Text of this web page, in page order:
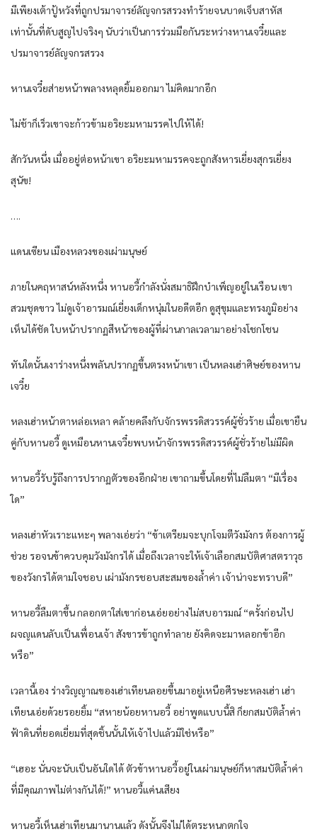
มีเพียงเต้าปู้หวังที่ถูกปรมาจารย์ลัญจกรสรวงทำร้ายจนบาดเจ็บสาหัส
เท่านั้นที่ดับสูญไปจริงๆ นับว่าเป็นการร่วมมือกันระหว่างหานเจวี๋ยและ
ปรมาจารย์ลัญจกรสรวง
หานเจวี๋ยส่ายหน้าพลางหลุดยิ้มออกมา ไม่คิดมากอีก
ไม่ช้าก็เร็วเขาจะก้าวข้ามอริยะมหามรรคไปให้ได้!
สักวันหนึ่ง เมื่ออยู่ต่อหน้าเขา อริยะมหามรรคจะถูกสังหารเยี่ยงสุกรเยี่ยง
สุนัข!
….
แดนเซียน เมืองหลวงของเผ่ามนุษย์
ภายในคฤหาสน์หลังหนึ่ง หานอวี้กำลังนั่งสมาธิฝึกบำเพ็ญอยู่ในเรือน เขา
สวมชุดขาว ไม่ดูเจ้าอารมณ์เยี่ยงเด็กหนุ่มในอดีตอีก ดูสุขุมและทรงภูมิอย่าง
เห็นได้ชัด ใบหน้าปรากฏสีหน้าของผู้ที่ผ่านกาลเวลามาอย่างโชกโชน
ทันใดนั้นเงาร่างหนึ่งพลันปรากฏขึ้นตรงหน้าเขา เป็นหลงเฮ่าศิษย์ของหาน
เจวี๋ย
หลงเฮ่าหน้าตาหล่อเหลา คล้ายคลึงกับจักรพรรดิสวรรค์ผู้ชั่วร้าย เมื่อเขายืน
คู่กับหานอวี้ ดูเหมือนหานเจวี๋ยพบหน้าจักรพรรดิสวรรค์ผู้ชั่วร้ายไม่มีผิด
หานอวี้รับรู้ถึงการปรากฏตัวของอีกฝ่าย เขาถามขึ้นโดยที่ไม่ลืมตา “มีเรื่อง
ใด”
หลงเฮ่าหัวเราะแหะๆ พลางเอ่ยว่า “ข้าเตรียมจะบุกโจมตีวังมังกร ต้องการผู้
ช่วย รอจนข้าควบคุมวังมังกรได้ เมื่อถึงเวลาจะให้เจ้าเลือกสมบัติศาสตราวุธ
ของวังกรได้ตามใจชอบ เผ่ามังกรชอบสะสมของล้ำค่า เจ้าน่าจะทราบดี”
หานอวี้ลืมตาขึ้น กลอกตาใส่เขาก่อนเอ่ยอย่างไม่สบอารมณ์ “ครั้งก่อนไป
ผจญแดนลับเป็นเพื่อนเจ้า สังขารข้าถูกทำลาย ยังคิดจะมาหลอกข้าอีก
หรือ”
เวลานี้เอง ร่างวิญญาณของเฮ่าเทียนลอยขึ้นมาอยู่เหนือศีรษะหลงเฮ่า เฮ่า
เทียนเอ่ยด้วยรอยยิ้ม “สหายน้อยหานอวี้ อย่าพูดแบบนี้สิ ก็ยกสมบัติล้ำค่า
ฟ้าดินที่ยอดเยี่ยมที่สุดชิ้นนั้นให้เจ้าไปแล้วมิใช่หรือ”
“เฮอะ นั่นจะนับเป็นอันใดได้ ตัวข้าหานอวี้อยู่ในเผ่ามนุษย์ก็หาสมบัติล้ำค่า
ที่มีคุณภาพไม่ต่างกันได้!” หานอวี้แค่นเสียง
หานอวี้เห็นเฮ่าเทียนมานานแล้ว ดังนั้นจึงไม่ได้ตระหนกตกใจ